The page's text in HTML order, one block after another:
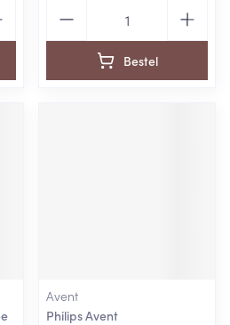
Bestel
Avent
Philips Avent